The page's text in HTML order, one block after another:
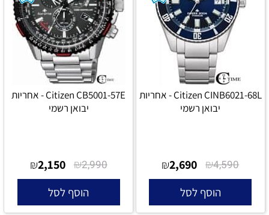
Citizen CINB6021-68L - אחריות
יבואן רשמי
₪4,590
₪2,690
הוסף לסל
Citizen CB5001-57E - אחריות
יבואן רשמי
₪2,990
₪2,150
הוסף לסל